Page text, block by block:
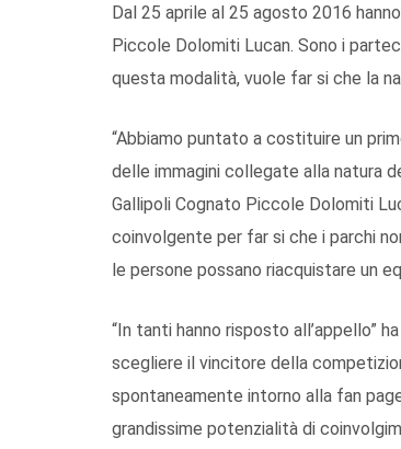
Dal 25 aprile al 25 agosto 2016
Piccole Dolomiti Lucan. Sono i
questa modalità, vuole far si che la
“Abbiamo puntato a costituire un
delle immagini collegate alla natura
Gallipoli Cognato Piccole Dolomiti
coinvolgente per far si che i parchi
le persone possano riacquistare un
“In tanti hanno risposto all’appello”
scegliere il vincitore della
spontaneamente intorno alla fan
grandissime potenzialità di